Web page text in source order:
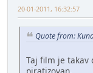
20-01-2011, 16:32:57
Quote from:
Taj film je takav